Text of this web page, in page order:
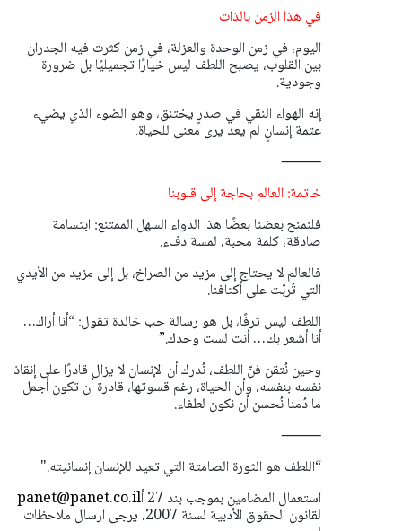
في هذا الزمن بالذات
اليوم، في زمن الوحدة والعزلة، في زمن كثرت فيه الجدران
بين القلوب، يصبح اللطف ليس خيارًا تجميليًا بل ضرورة
وجودية.
إنه الهواء النقي في صدرٍ يختنق، وهو الضوء الذي يضيء
عتمة إنسانٍ لم يعد يرى معنى للحياة.
⸻
خاتمة: العالم بحاجة إلى قلوبنا
فلنمنح بعضنا بعضًا هذا الدواء السهل الممتنع: ابتسامة
صادقة، كلمة محبة، لمسة دفء.
فالعالم لا يحتاج إلى مزيد من الصراخ، بل إلى مزيد من الأيدي
التي تُربّت على أكتافنا.
اللطف ليس ترفًا، بل هو رسالة حب خالدة تقول:“أنا أراك…
أنا أشعر بك… أنت لست وحدك.”
وحين نُتقن فنّ اللطف، نُدرك أن الإنسان لا يزال قادرًا على إنقاذ
نفسه بنفسه، وأن الحياة، رغم قسوتها، قادرة أن تكون أجمل
ما دُمنا نُحسن أن نكون لطفاء.
⸻
“اللطف هو الثورة الصامتة التي تعيد للإنسان إنسانيته."
panet@panet.co.ilاستعمال المضامين بموجب بند 27 أ
لقانون الحقوق الأدبية لسنة 2007، يرجى ارسال ملاحظات